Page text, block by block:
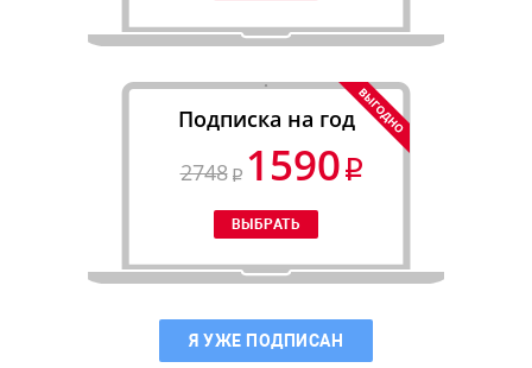
Подписка на год
2748
1590
Я УЖЕ ПОДПИСАН